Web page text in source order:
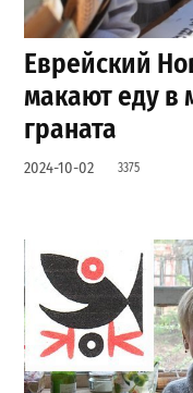
Еврейский
макают еду в
граната
2024-10-02 3375